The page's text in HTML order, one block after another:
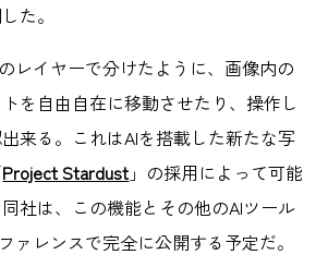
た。
レイヤーで分けたように、画像内の
を自由自在に移動させたり、操作し
来る。これはAIを搭載した新たな写
Project Stardust 」の採用によって可能
社は、この機能とその他のAIツール
ァレンスで完全に公開する予定だ。